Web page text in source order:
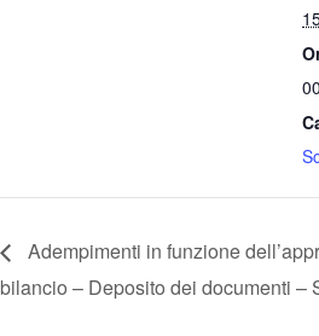
Adempimenti in funzione
bilancio – Deposito dei documenti –